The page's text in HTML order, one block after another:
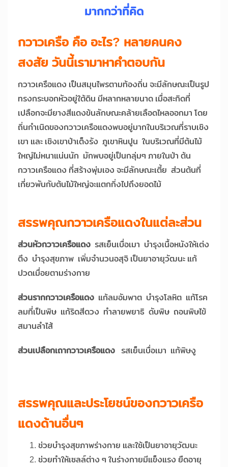
มากกว่าที่คิด
กวาวเครือ คือ อะไร? หลายคนคง
สงสัย วันนี้เรามาหาคำตอบกัน
กวาวเครือแดง เป็นสมุนไพรตามท้องถิ่น จะมีลักษณะเป็นรูป
ทรงกระบอกหัวอยู่ใต้ดิน มีหลากหลายนาด เมื่อสะกิดที่
เปลือกจะมียางสีแดงข้นลักษณะคล้ายเลือดไหลออกมา โดย
ถิ่นกำเนิดของกวาวเครือแดงพบอยู่มากในบริเวณที่ราบเชิง
เขา และ เชิงเขาป่าเต็งรัง ภูเขาหินปูน ในบริเวณที่มีต้นไม้
ใหญ่ไม่หนาแน่นนัก มักพบอยู่เป็นกลุ่มๆ ภายในป่า ต้น
กวาวเครือแดง ที่สร้างพุ่มเอง จะมีลักษณะเตี้ย ส่วนต้นที่
เกี่ยวพันกับต้นไม้ใหญ่จะแตกกิ่งไปถึงยอดไม้
สรรพคุณกวาวเครือแดงในแต่ละส่วน
ส่วนหัวกวาวเครือแดง รสเย็นเบื่อเมา บำรุงเนื้อหนังให้เต่ง
ตึง บำรุงสุขภาพ เพิ่มจำนวนอสุจิ เป็นยาอายุวัฒนะ แก้
ปวดเมื่อยตามร่างกาย
ส่วนรากกวาวเครือแดง แก้ลมอัมพาต บำรุงโลหิต แก้โรค
ลมที่เป็นพิษ แก้ริดสีดวง ทำลายพยาธิ ดับพิษ ถอนพิษไข้
สมานลำไส้
ส่วนเปลือกเถากวาวเครือแดง รสเย็นเบื่อเมา แก้พิษงู
สรรพคุณและประโยชน์ของกวาวเครือ
แดงด้านอื่นๆ
ช่วยบำรุงสุขภาพร่างกาย และใช้เป็นยาอายุวัฒนะ
ช่วยทำให้เซลล์ต่าง ๆ ในร่างกายมีแข็งแรง ยืดอายุ